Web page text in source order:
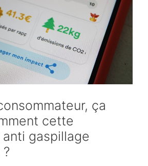
ça
cette
gaspillage